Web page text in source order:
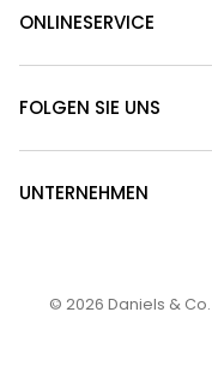
ONLINESERVICE
FOLGEN SIE UNS
UNTERNEHMEN
© 2026 Daniels &